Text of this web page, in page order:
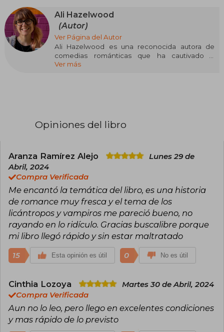
Ali Hazelwood
(Autor)
Ver Página del Autor
Ali Hazelwood es una reconocida autora de
comedias románticas que ha cautivado a
lectores de todo el mundo con sus historias
suelen destacar como brillantes científicas en
Antes de convertirse en escritora a tiempo
neurociencia, experiencia que le ha permitido
aportar autenticidad y profundidad a las tramas
de sus libros. Su debut literario, "La hipótesis del
amor", se convirtió rápidamente en un
fenómeno internacional, logrando estar en la
lista de los más vendidos del New York Times y
ganando elogios por su frescura, humor y
representación diversa.
Ver más
Opiniones del libro
Aranza Ramírez Alejo
Lunes 29 de
Abril, 2024
Compra Verificada
Me encantó la temática del libro, es una historia
de romance muy fresca y el tema de los
licántropos y vampiros me pareció bueno, no
rayando en lo ridículo. Gracias buscalibre porque
mi libro llegó rápido y sin estar maltratado
15 Esta opinión es útil 0 No es útil
Cinthia Lozoya
Martes 30 de Abril, 2024
Compra Verificada
Aun no lo leo, pero llego en excelentes condiciones
y mas rápido de lo previsto